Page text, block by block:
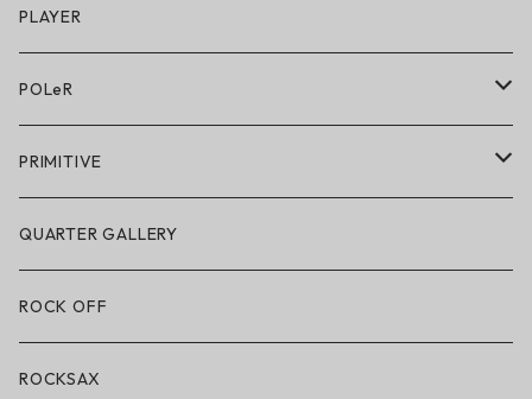
キッズシューズ
シューズ
アクセサリー・小物
PLAYER
POLeR
POLeR × GRIZZLY
POLeR × LAKAI
アパレル
アクセサリー・小物
PRIMITIVE
アパレル
ハードグッズ
QUARTER GALLERY
ROCK OFF
ROCKSAX